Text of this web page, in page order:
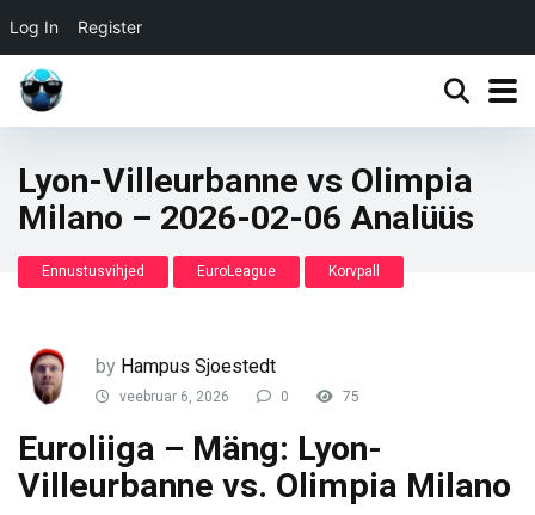
Log In Register
Lyon-Villeurbanne vs Olimpia
Milano – 2026-02-06 Analüüs
Ennustusvihjed EuroLeague Korvpall
by Hampus Sjoestedt
veebruar 6, 2026 0 75
Euroliiga – Mäng: Lyon-
Villeurbanne vs. Olimpia Milano